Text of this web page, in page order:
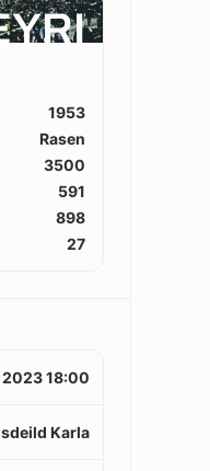
1953
Rasen
3500
591
898
27
18:00
Karla